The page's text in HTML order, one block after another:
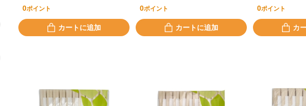
0ポイント
カートに追加
0ポイント
カートに追加
0ポイント
カ